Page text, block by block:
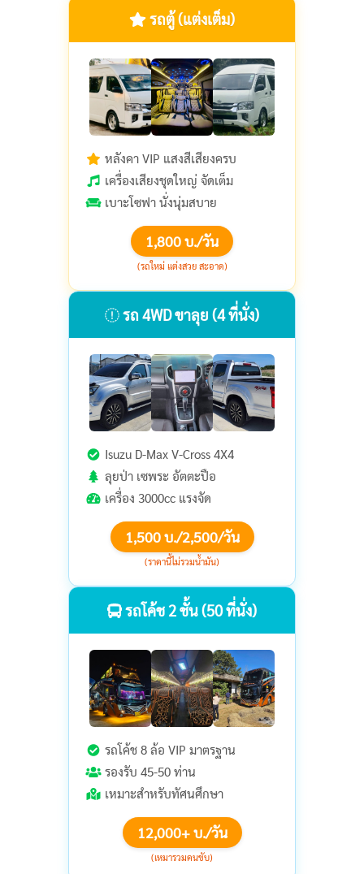
รถตู้ (แต่งเต็ม)
หลังคา VIP แสงสีเสียงครบ
เครื่องเสียงชุดใหญ่ จัดเต็ม
เบาะโซฟา นั่งนุ่มสบาย
1,800 บ./วัน
(รถใหม่ แต่งสวย สะอาด)
รถ 4WD ขาลุย (4 ที่นั่ง)
Isuzu D-Max V-Cross 4X4
ลุยป่า เซพระ อัตตะปือ
เครื่อง 3000cc แรงจัด
1,500 บ./2,500/วัน
(ราคานี้ไม่รวมน้ำมัน)
รถโค้ช 2 ชั้น (50 ที่นั่ง)
รถโค้ช 8 ล้อ VIP มาตรฐาน
รองรับ 45-50 ท่าน
เหมาะสำหรับทัศนศึกษา
12,000+ บ./วัน
(เหมารวมคนขับ)